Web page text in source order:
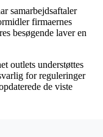
samarbejdsaftaler
firmaernes
besøgende laver en
outlets understøttes
for reguleringer
de viste